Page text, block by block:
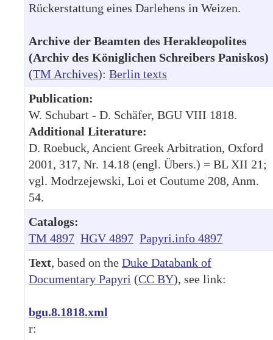
Rückerstattung eines Darlehens in Weizen.
Archive der Beamten des Herakleopolites
(Archiv des Königlichen Schreibers Paniskos)
(TM Archives): Berlin texts
Publication:
W. Schubart - D. Schäfer, BGU VIII 1818.
Additional Literature:
D. Roebuck, Ancient Greek Arbitration, Oxford
2001, 317, Nr. 14.18 (engl. Übers.) = BL XII 21;
vgl. Modrzejewski, Loi et Coutume 208, Anm.
54.
Catalogs:
TM 4897 HGV 4897 Papyri.info 4897
Text, based on the Duke Databank of
Documentary Papyri (CC BY), see link:
bgu.8.1818.xml
r: